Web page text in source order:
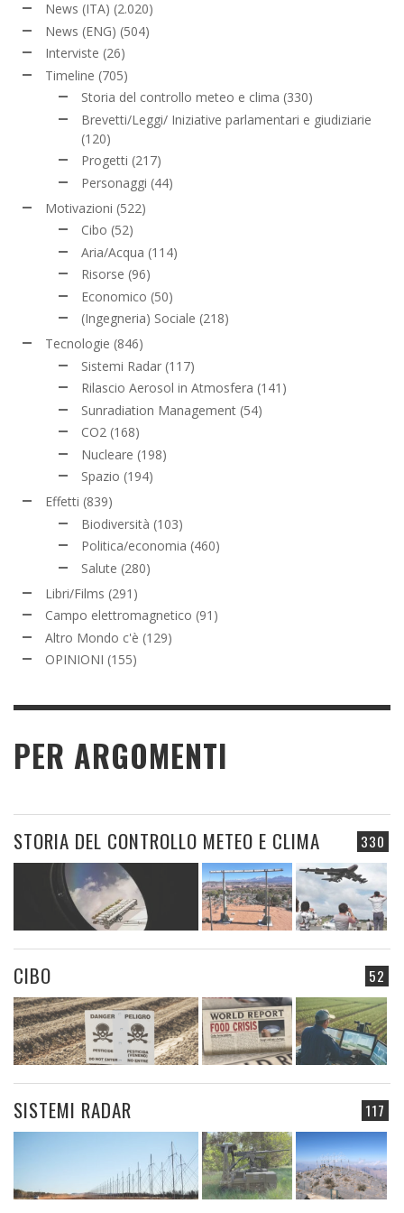
News (ITA) (2.020)
News (ENG) (504)
Interviste (26)
Timeline (705)
Storia del controllo meteo e clima (330)
Brevetti/Leggi/ Iniziative parlamentari e giudiziarie
(120)
Progetti (217)
Personaggi (44)
Motivazioni (522)
Cibo (52)
Aria/Acqua (114)
Risorse (96)
Economico (50)
(Ingegneria) Sociale (218)
Tecnologie (846)
Sistemi Radar (117)
Rilascio Aerosol in Atmosfera (141)
Sunradiation Management (54)
CO2 (168)
Nucleare (198)
Spazio (194)
Effetti (839)
Biodiversità (103)
Politica/economia (460)
Salute (280)
Libri/Films (291)
Campo elettromagnetico (91)
Altro Mondo c'è (129)
OPINIONI (155)
PER ARGOMENTI
330
STORIA DEL CONTROLLO METEO E CLIMA
52
CIBO
117
SISTEMI RADAR